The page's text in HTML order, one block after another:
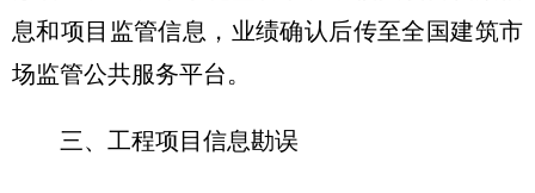
息和项目监管信息，业绩确认后传至全国建筑市
场监管公共服务平台。
三、工程项目信息勘误